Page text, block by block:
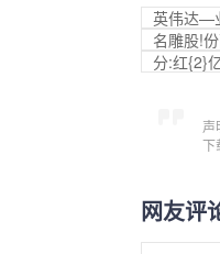
英伟达—
名雕股!
分:红{2}
声
下
网友评